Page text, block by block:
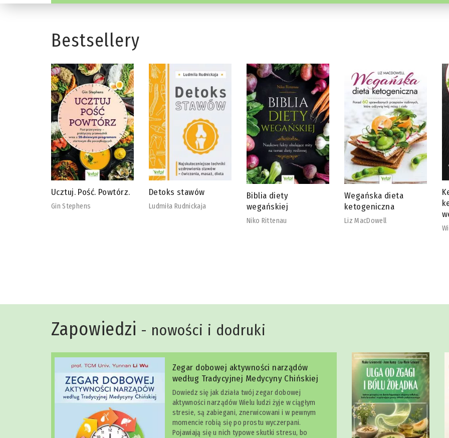
Bestsellery
Detoks stawów
Ludmiła Rudnickaja
Biblia diety
wegańskiej
Wegańska dieta
ketogeniczna
Liz MacDowell
Ketotarianin – dieta
ketogeniczna dla
wegetarian
Zapowiedzi - nowości i dodruki
Zegar dobowej aktywności narządów
według Tradycyjnej Medycyny Chińskiej
Dowiedz się jak działa twój zegar dobowej
aktywności narządów Wielu ludzi żyje w ciągłym
stresie, są zabiegani, znerwicowani i w pewnym
momencie robią się po prostu wyczerpani.
Pojawiają się u nich typowe skutki stresu, bo